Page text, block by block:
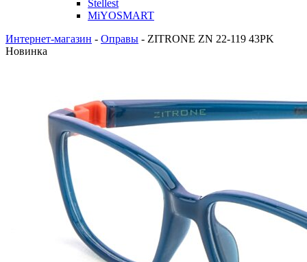
Stellest
MiYOSMART
Интернет-магазин - Оправы - ZITRONE ZN 22-119 43PK
Новинка